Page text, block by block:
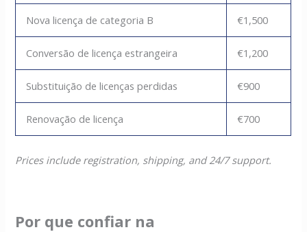
Nova licença de categoria B €1,500
Conversão de licença estrangeira €1,200
Substituição de licenças perdidas €900
Renovação de licença €700
Prices include registration, shipping, and 24/7 support.
Por que confiar na